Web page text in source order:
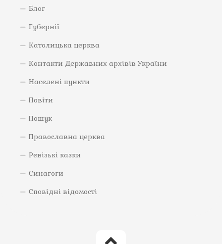
Блог
Губернії
Католицька церква
Контакти Державних архівів України
Населені пункти
Повіти
Пошук
Православна церква
Ревізькі казки
Синагоги
Сповідні відомості